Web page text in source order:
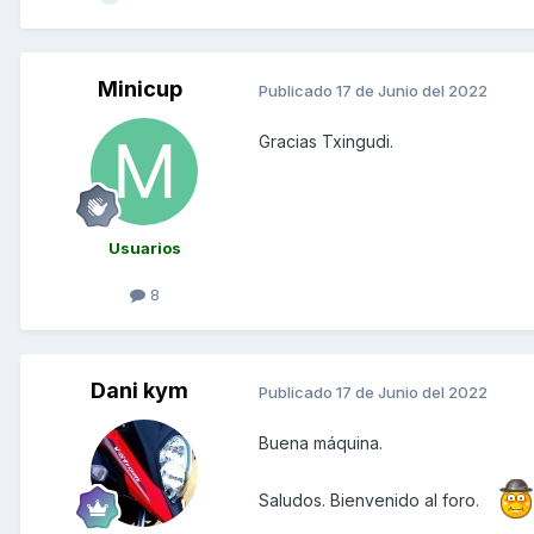
Minicup
Usuarios
8
Publicado 17 de Junio del 2022
Gracias Txingudi.
Dani kym Publicado 17 de Junio del 2022
Buena máquina.
Saludos. Bienvenido al foro.